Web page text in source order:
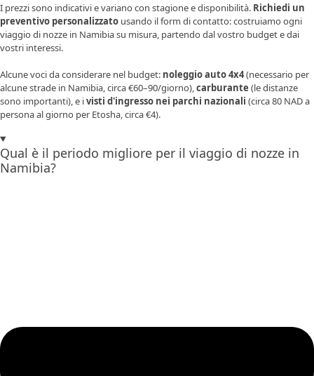
I prezzi sono indicativi e variano con stagione e disponibilità. Richiedi un
preventivo personalizzato usando il form di contatto: costruiamo ogni
viaggio di nozze in Namibia su misura, partendo dal vostro budget e dai
vostri interessi.
Alcune voci da considerare nel budget: noleggio auto 4x4(necessario per
alcune strade in Namibia, circa €60–90/giorno),carburante (le distanze
sono importanti), e ivisti d'ingresso nei parchi nazionali (circa 80 NAD a
persona al giorno per Etosha, circa €4).
Qual è il periodo migliore per il viaggio di nozze in
Namibia?